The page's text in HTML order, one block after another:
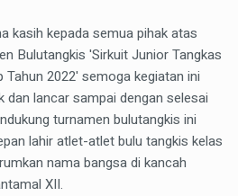
kasih kepada semua pihak atas
Bulutangkis 'Sirkuit Junior Tangkas
Tahun 2022' semoga kegiatan ini
dan lancar sampai dengan selesai
turnamen bulutangkis ini
lahir atlet-atlet bulu tangkis kelas
nama bangsa di kancah
XII.